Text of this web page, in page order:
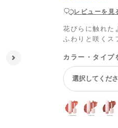
レビューを見
花びらに触れた
ふわりと咲くス
カラー・タイプ